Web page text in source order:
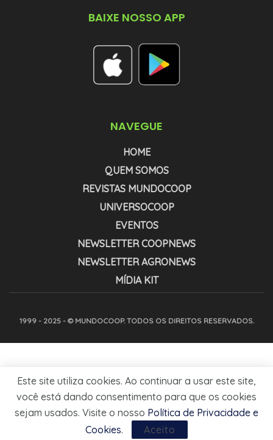
BAIXE NOSSO APP
NAVEGUE
HOME
QUEM SOMOS
REVISTAS MUNDOCOOP
UNIVERSOCOOP
EVENTOS
NEWSLETTER COOPNEWS
NEWSLETTER AGRONEWS
MÍDIA KIT
1999 - 2025 - © MUNDOCOOP. TODOS OS DIREITOS RESERVADOS.
Este site utiliza cookies. Ao continuar a usar este site,
você está dando consentimento para que os cookies
sejam usados. Visite o nosso Política de Privacidade e
Cookies. Aceito